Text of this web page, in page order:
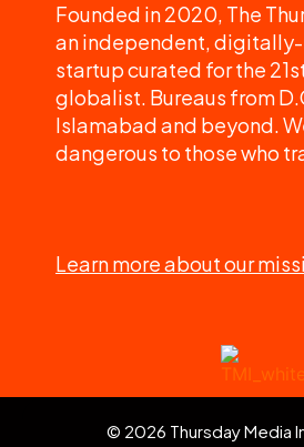
Founded in 2020, The
an independent,
startup curated for the
globalist. Bureaus from
Islamabad and beyond.
dangerous to those who
Learn more about our
© 2026 Thursday Media